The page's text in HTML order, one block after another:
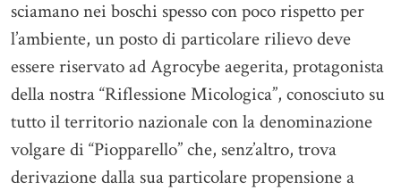
sciamano nei boschi spesso con poco rispetto per
l’ambiente, un posto di particolare rilievo deve
essere riservato ad Agrocybe aegerita, protagonista
della nostra “Riflessione Micologica”, conosciuto su
tutto il territorio nazionale con la denominazione
volgare di “Piopparello” che, senz’altro, trova
derivazione dalla sua particolare propensione a